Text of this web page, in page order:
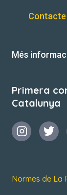
Contacte
Més
Primera
Catalunya
Normes de La